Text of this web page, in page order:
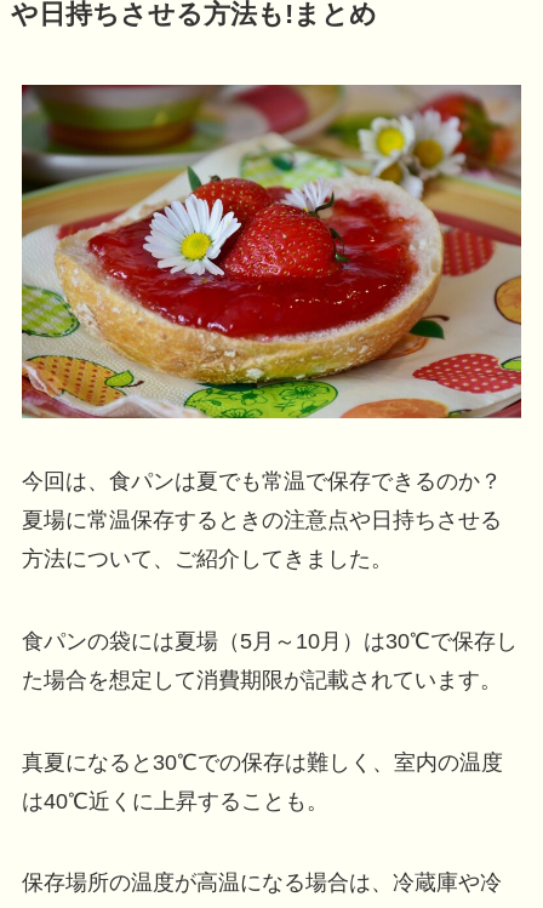
や日持ちさせる方法も!まとめ
今回は、食パンは夏でも常温で保存できるのか？
夏場に常温保存するときの注意点や日持ちさせる
方法について、ご紹介してきました。
食パンの袋には夏場（5月～10月）は30℃で保存し
た場合を想定して消費期限が記載されています。
真夏になると30℃での保存は難しく、室内の温度
は40℃近くに上昇することも。
保存場所の温度が高温になる場合は、冷蔵庫や冷